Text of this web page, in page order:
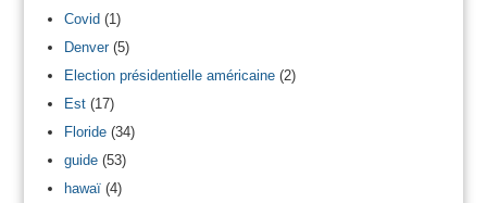
Covid(1)
Denver(5)
Election présidentielle américaine(2)
Est(17)
Floride(34)
guide(53)
hawaï(4)